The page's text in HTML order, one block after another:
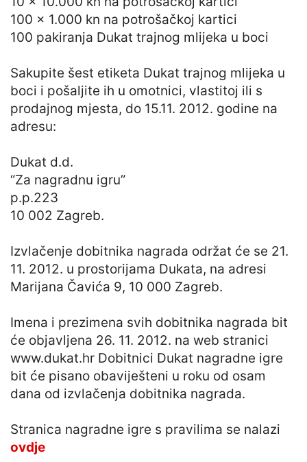
100 x 1.000 kn na potrošačkoj kartici
100 pakiranja Dukat trajnog mlijeka u boci
Sakupite šest etiketa Dukat trajnog mlijeka u
boci i pošaljite ih u omotnici, vlastitoj ili s
prodajnog mjesta, do 15.11. 2012. godine na
adresu:
Dukat d.d.
“Za nagradnu igru”
p.p.223
10 002 Zagreb.
Izvlačenje dobitnika nagrada održat će se 21.
11. 2012. u prostorijama Dukata, na adresi
Marijana Čavića 9, 10 000 Zagreb.
Imena i prezimena svih dobitnika nagrada bit
će objavljena 26. 11. 2012. na web stranici
www.dukat.hr Dobitnici Dukat nagradne igre
bit će pisano obaviješteni u roku od osam
dana od izvlačenja dobitnika nagrada.
Stranica nagradne igre s pravilima se nalazi
ovdje